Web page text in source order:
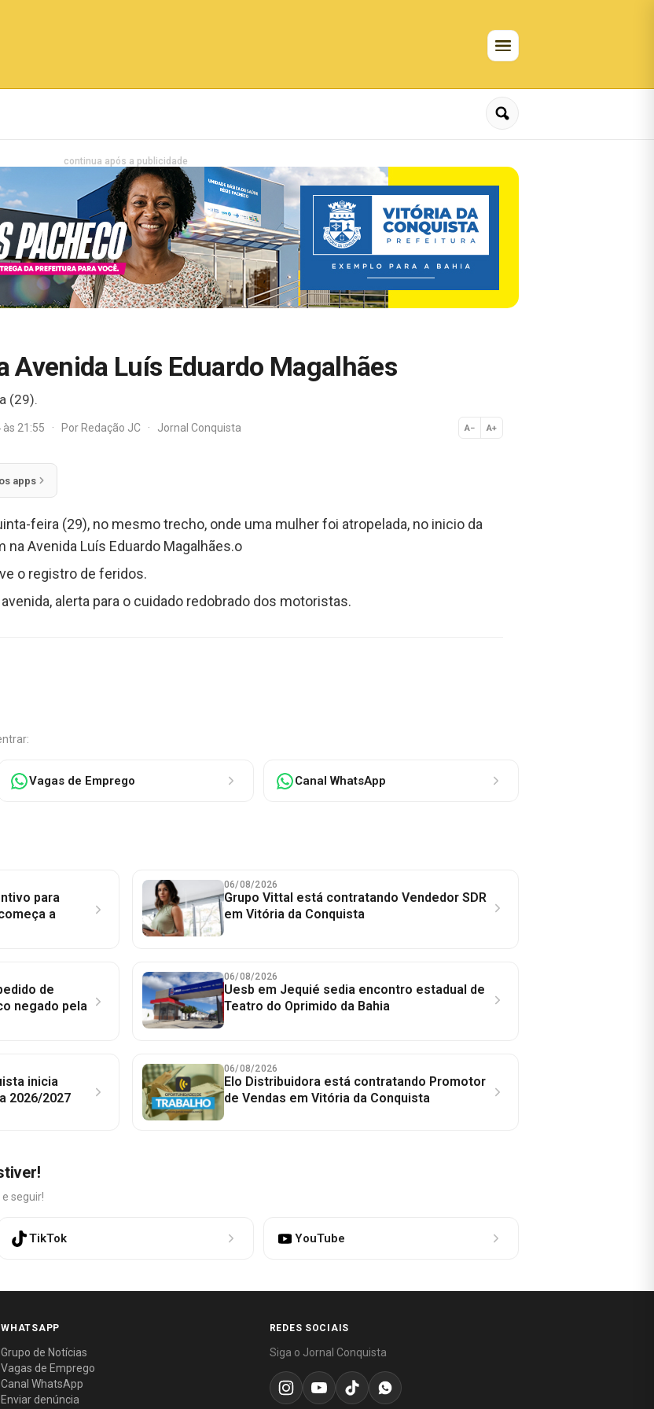
continua após a publicidade
Avenida Luís Eduardo Magalhães
(29).
às 21:55 · PorRedação JC · Jornal Conquista A− A+
Normal
apps
feira (29), no mesmo trecho, onde uma mulher foi atropelada, no inicio da
Avenida Luís Eduardo Magalhães.o
o registro de feridos.
alerta para o cuidado redobrado dos motoristas.
Vagas de Emprego Canal WhatsApp
para
a
06/08/2026
Grupo Vittal está contratando Vendedor SDR
em Vitória da Conquista
de
negado pela
06/08/2026
Uesb em Jequié sedia encontro estadual de
Teatro do Oprimido da Bahia
inicia
2026/2027
06/08/2026
Elo Distribuidora está contratando Promotor
de Vendas em Vitória da Conquista
seguir!
TikTok YouTube
WHATSAPP
Grupo de Notícias
Vagas de Emprego
Canal WhatsApp
Enviar denúncia
REDES SOCIAIS
Siga o Jornal Conquista